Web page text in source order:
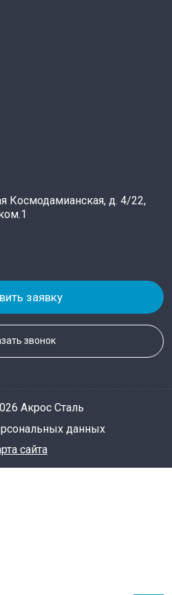
Космодамианская, д. 4/22,
заявку
звонок
Акрос Сталь
данных
сайта